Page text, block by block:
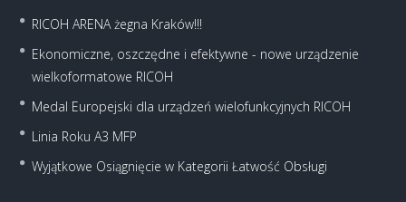
RICOH ARENA żegna Kraków!!!
Ekonomiczne, oszczędne i efektywne - nowe urządzenie
wielkoformatowe RICOH
Medal Europejski dla urządzeń wielofunkcyjnych RICOH
Linia Roku A3 MFP
Wyjątkowe Osiągnięcie w Kategorii Łatwość Obsługi